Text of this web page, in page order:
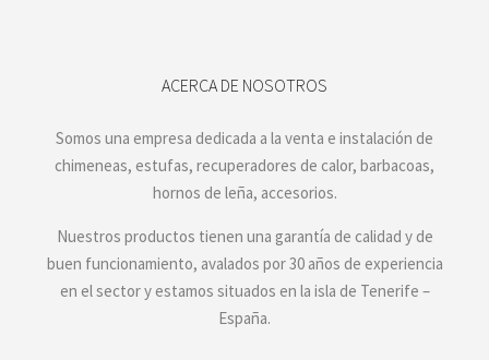
ACERCA DE NOSOTROS
Somos una empresa dedicada a la venta e instalación de
chimeneas, estufas, recuperadores de calor, barbacoas,
hornos de leña, accesorios.
Nuestros productos tienen una garantía de calidad y de
buen funcionamiento, avalados por 30 años de experiencia
en el sector y estamos situados en la isla de Tenerife –
España.